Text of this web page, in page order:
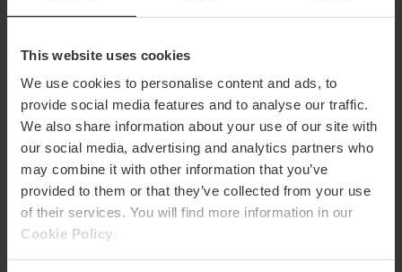
This website uses cookies
We use cookies to personalise content and ads, to
provide social media features and to analyse our traffic.
We also share information about your use of our site with
our social media, advertising and analytics partners who
may combine it with other information that you’ve
provided to them or that they’ve collected from your use
of their services. You will find more information in our
Cookie Policy
Rutes en la natura